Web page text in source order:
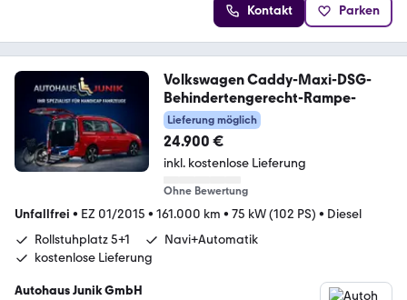
Kontakt Parken
Volkswagen Caddy-Maxi-DSG-
Behindertengerecht-Rampe-
Lieferung möglich
24.900 €
inkl. kostenlose Lieferung
Ohne Bewertung
Unfallfrei • EZ 01/2015 • 161.000 km • 75 kW (102 PS) • Diesel
Rollstuhplatz 5+1
Navi+Automatik
kostenlose Lieferung
Autohaus Junik GmbH